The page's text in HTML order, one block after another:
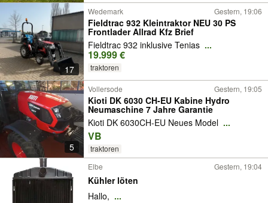
17
Wedemark Gestern, 19:06
Fieldtrac 932 Kleintraktor NEU 30 PS
Frontlader Allrad Kfz Brief
Fieldtrac 932 inklusive Tenias ...
19.999 €
traktoren
5
Vollersode Gestern, 19:05
Kioti DK 6030 CH-EU Kabine Hydro
Neumaschine 7 Jahre Garantie
Kioti DK 6030CH-EU Neues Model ...
VB
traktoren
Elbe Gestern, 19:04
Kühler löten
Hallo, ...